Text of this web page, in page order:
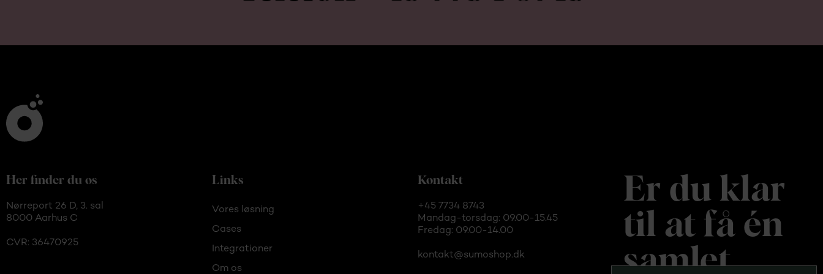
Her finder du os
Nørreport 26 D, 3. sal
8000 Aarhus C
CVR: 36470925
Links
Vores løsning
Cases
Integrationer
Om os
Kontakt
+45 7734 8743
Mandag-torsdag: 09.00-15.45
Fredag: 09.00-14.00
kontakt@sumoshop.dk
Er du klar
til at få én
samlet